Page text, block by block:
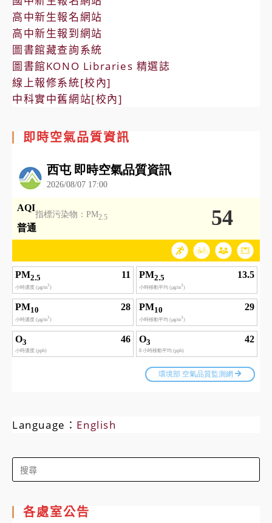
高中新生報名網站
高中新生報到網站
圖書館藏查詢系統
圖書館KONO Libraries 精選誌
線上報修系統[校內]
中科實中舊網站[校內]
即時空氣品質資訊
Language： English
Search
for:
各處室公告